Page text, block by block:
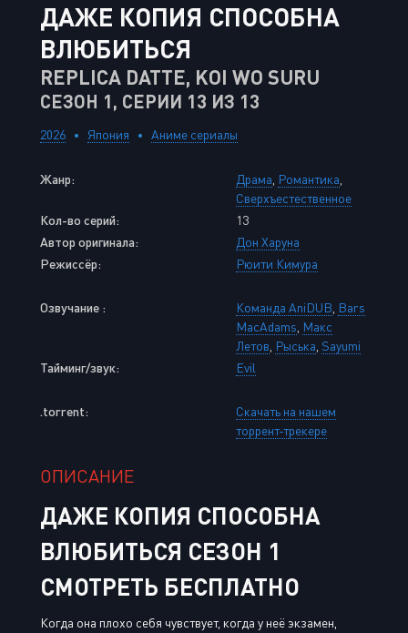
ДАЖЕ КОПИЯ СПОСОБНА
ВЛЮБИТЬСЯ
REPLICA DATTE, KOI WO SURU
СЕЗОН 1, СЕРИИ 13 ИЗ 13
2026 Япония Аниме сериалы
Жанр: Драма Романтика
Сверхъестественное
Кол-во серий:
13
Автор оригинала:
Дон Харуна
Режиссёр:
Рюити Кимура
Озвучание : Команда AniDUB Bars
MacAdams Макс
Летов Рыська Sayumi
Тайминг/звук:
Evil
.torrent:
Скачать на нашем
торрент-трекере
ОПИСАНИЕ
ДАЖЕ КОПИЯ СПОСОБНА
ВЛЮБИТЬСЯ СЕЗОН 1
СМОТРЕТЬ БЕСПЛАТНО
Когда она плохо себя чувствует, когда у неё экзамен,